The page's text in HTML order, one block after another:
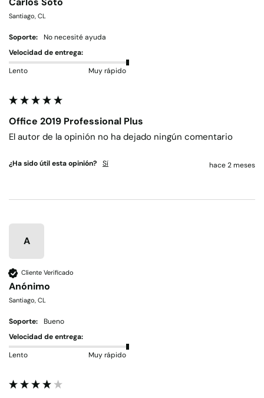
Santiago, CL
Soporte:
No necesité ayuda
Velocidad de entrega:
Lento
Muy rápido
Office 2019 Professional Plus
El autor de la opinión no ha dejado ningún comentario
¿Ha sido útil esta opinión? Sí hace 2 meses
A
Cliente Verificado
Anónimo
Santiago, CL
Soporte:
Bueno
Velocidad de entrega:
Lento
Muy rápido